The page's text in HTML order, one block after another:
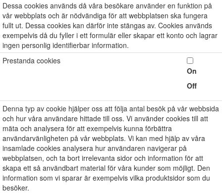
Dessa cookies används då våra besökare använder en funktion på
vår webbplats och är nödvändiga för att webbplatsen ska fungera
fullt ut. Dessa cookies kan därför inte stängas av. Cookies används
exempelvis då du fyller i ett formulär eller skapar ett konto och lagrar
ingen personlig identifierbar information.
Prestanda cookies
On
Off
Denna typ av cookie hjälper oss att följa antal besök på vår webbsida
och hur våra användare hittade till oss. Vi använder cookies till att
mäta och analysera för att exempelvis kunna förbättra
användarvänligheten på vår webbplats. Vi kan med hjälp av våra
insamlade cookies analysera hur användaren navigerar på
webbplatsen, och ta bort irrelevanta sidor och information för att
skapa ett så användbart material för våra kunder som möjligt. Den
information som vi sparar är exempelvis vilka produktsidor som du
besöker.